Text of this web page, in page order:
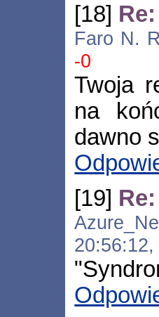
[18]
Faro N.
-0
Twoja
na
dawno
[19]
20:56:12,